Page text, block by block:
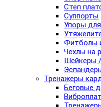
Степ
Суппорты
Упоры
Фитболы
Чехлы на
Шейкеры
Тренажеры
Беговые